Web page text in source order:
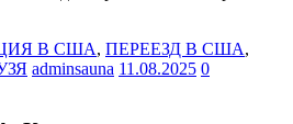
В США, ПЕРЕЕЗД В США,
adminsauna 11.08.2025 0